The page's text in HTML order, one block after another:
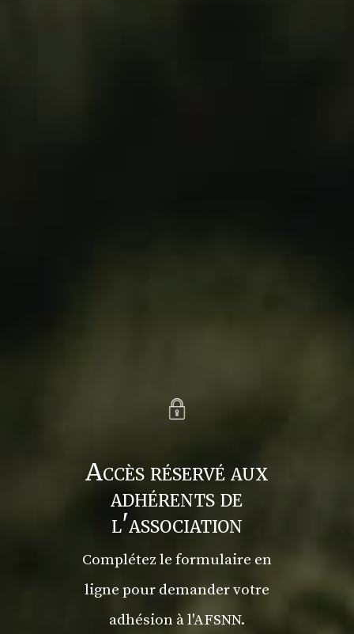
Accès réservé aux
adhérents de
l'association
Complétez le formulaire en
ligne pour demander votre
adhésion à l'AFSNN.